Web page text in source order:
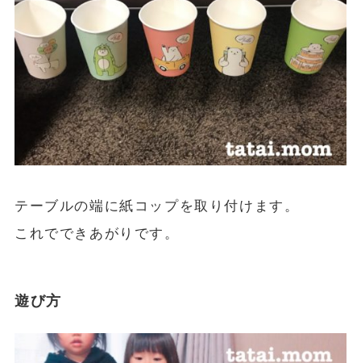
テーブルの端に紙コップを取り付けます。
これでできあがりです。
遊び方